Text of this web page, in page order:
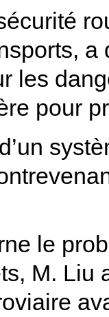
a
les
pour
le
M. Liu